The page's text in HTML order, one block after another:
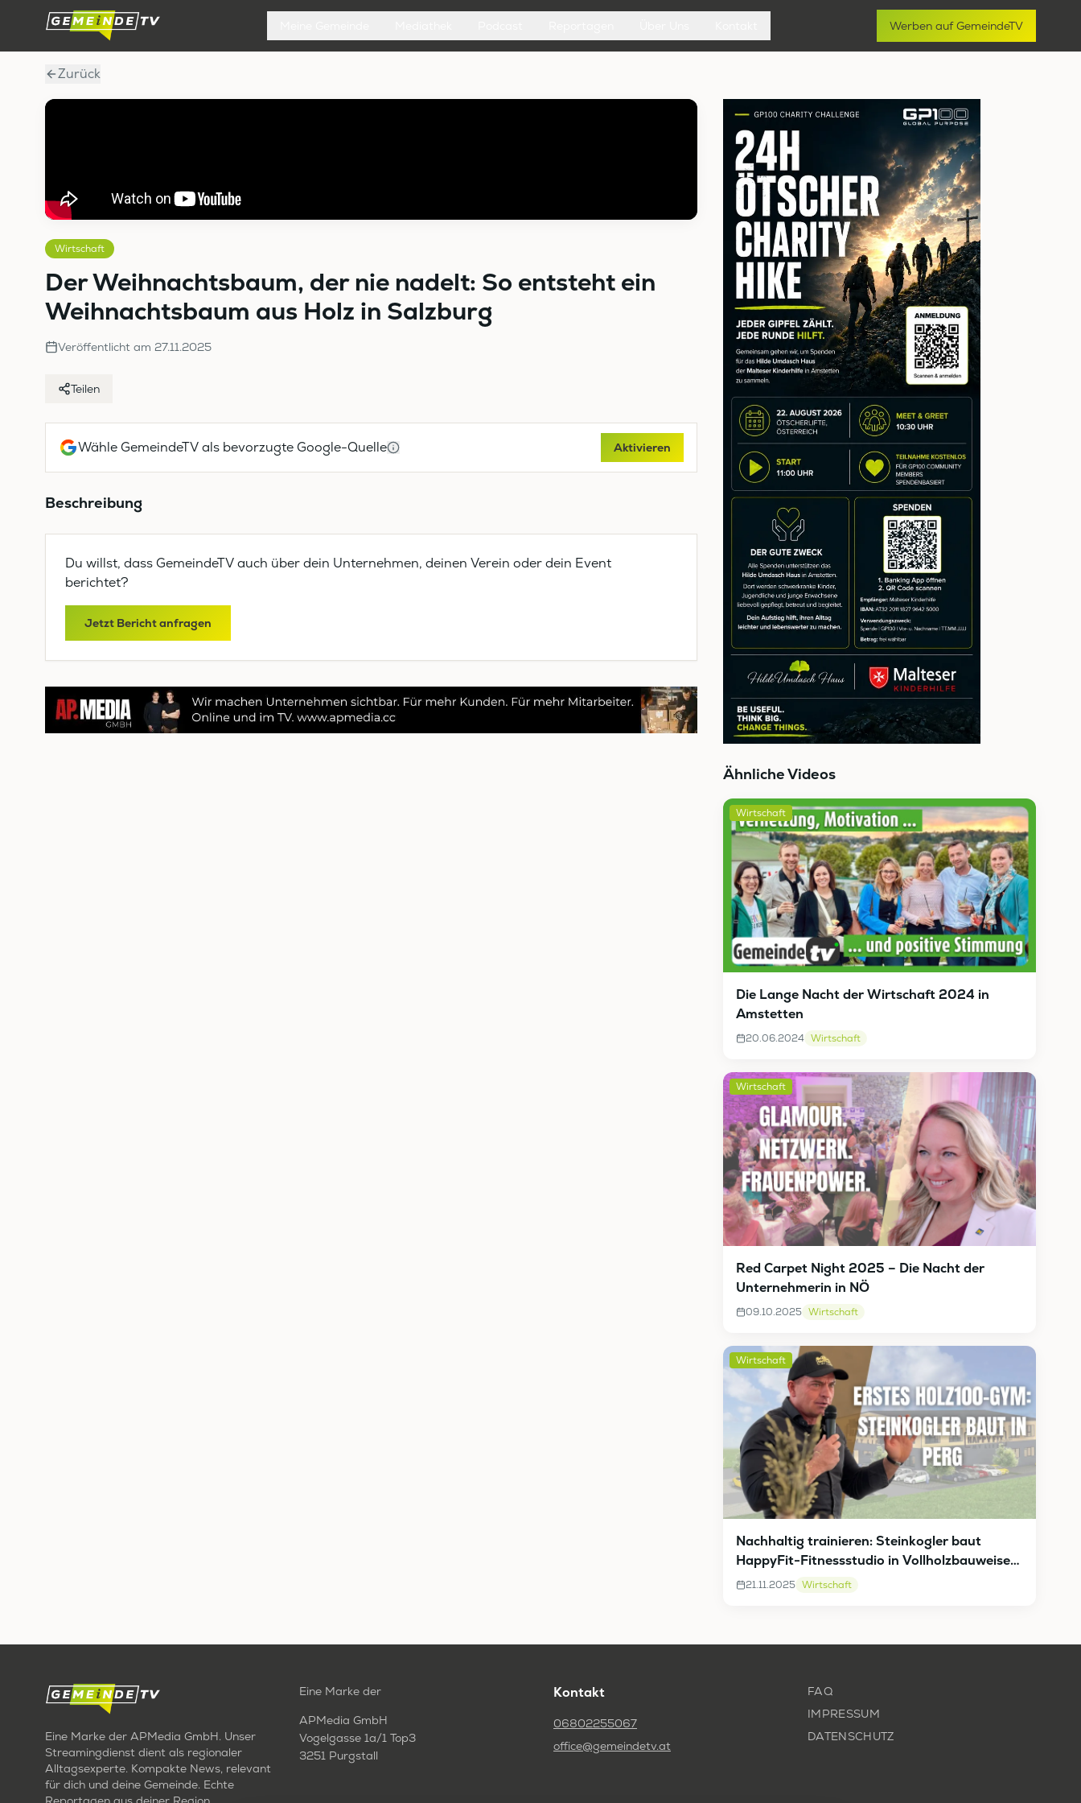
Werben auf GemeindeTV
Zurück
Wirtschaft
Der Weihnachtsbaum, der nie nadelt: So entsteht ein
Weihnachtsbaum aus Holz in Salzburg
Veröffentlicht am 27.11.2025
Teilen
Wähle GemeindeTV als bevorzugte Google-Quelle Aktivieren
Beschreibung
Du willst, dass GemeindeTV auch über dein Unternehmen, deinen Verein oder dein Event
berichtet?
Jetzt Bericht anfragen
Ähnliche Videos
Wirtschaft
Die Lange Nacht der Wirtschaft 2024 in
Amstetten
20.06.2024 Wirtschaft
Wirtschaft
Red Carpet Night 2025 – Die Nacht der
Unternehmerin in NÖ
09.10.2025 Wirtschaft
Wirtschaft
Nachhaltig trainieren: Steinkogler baut
HappyFit-Fitnessstudio in Vollholzbauweise
in Perg
21.11.2025 Wirtschaft
Eine Marke der APMedia GmbH. Unser
Streamingdienst dient als regionaler
Alltagsexperte. Kompakte News, relevant
für dich und deine Gemeinde. Echte
Eine Marke der
APMedia GmbH
Vogelgasse 1a/1 Top3
3251 Purgstall
Kontakt
06802255067
office@gemeindetv.at
FAQ
IMPRESSUM
DATENSCHUTZ